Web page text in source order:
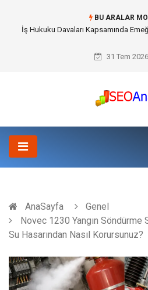
BU ARALAR
Best Security Software (En İyi Güvenlik
31 Tem
AnaSayfa
Genel
Novec 1230 Yangın Söndürme
Su Hasarından Nasıl Korursunuz?